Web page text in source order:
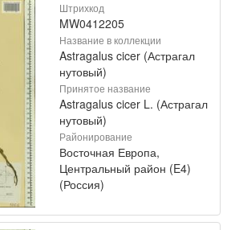
Штрихкод
MW0412205
Название в коллекции
Astragalus cicer (Астрагал
нутовый)
Принятое название
Astragalus cicer L. (Астрагал
нутовый)
Районирование
Восточная Европа,
Центральный район (E4)
(Россия)